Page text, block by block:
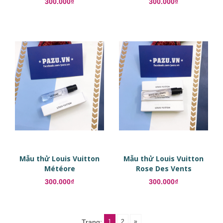
Mẫu thử Louis Vuitton
Météore
300.000₫
Mẫu thử Louis Vuitton
Rose Des Vents
300.000₫
1 2 »